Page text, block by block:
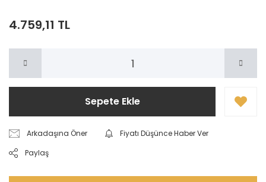
4.759,11 TL
Sepete Ekle
Arkadaşına Öner
Fiyatı Düşünce Haber Ver
Paylaş